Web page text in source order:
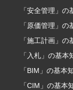
「安全管理」の
「原価管理」の
「施工計画」の
「入札」の基本
「BIM」の基本
「CIM」の基本